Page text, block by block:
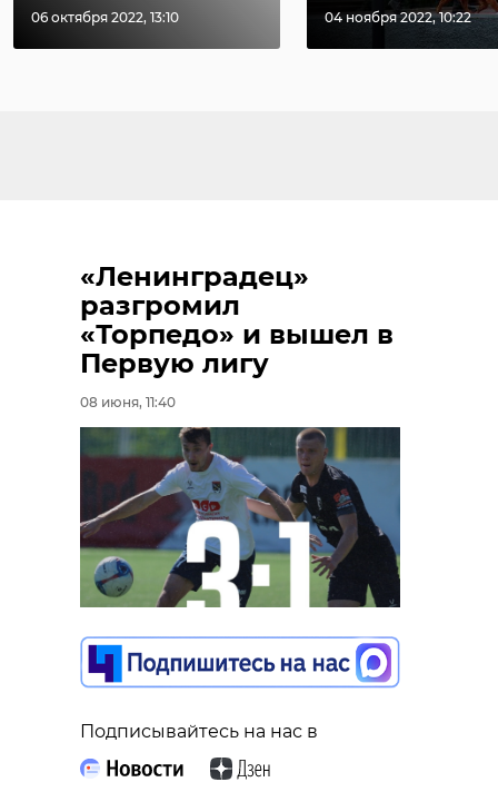
06 октября 2022, 13:10 04 ноября 2022, 10:22
«Ленинградец»
разгромил
«Торпедо» и вышел в
Первую лигу
08 июня, 11:40
Подписывайтесь на нас в